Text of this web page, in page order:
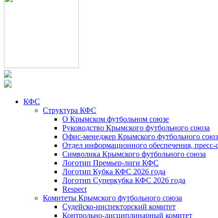
КФС
Структура КФС
О Крымском футбольном союзе
Руководство Крымского футбольного союза
Офис-менеджер Крымского футбольного
Отдел информационного обеспечения, пресс-
Символика Крымского футбольного союза
Логотип Премьер-лиги КФС
Логотип Кубка КФС 2026 года
Логотип Суперкубка КФС 2026 года
Respect
Комитеты Крымского футбольного союза
Судейско-инспекторский комитет
Контрольно-дисциплинарный комитет